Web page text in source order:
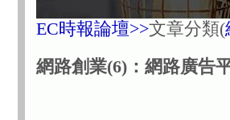
EC時報論壇>>文章分類(
網路創業(6)：網路廣告